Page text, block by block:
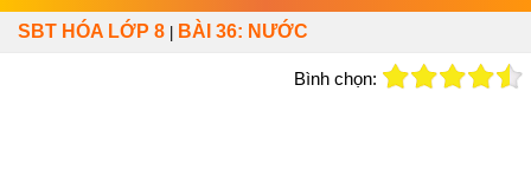
SBT HÓA LỚP 8 BÀI 36: NƯỚC
Bình chọn: